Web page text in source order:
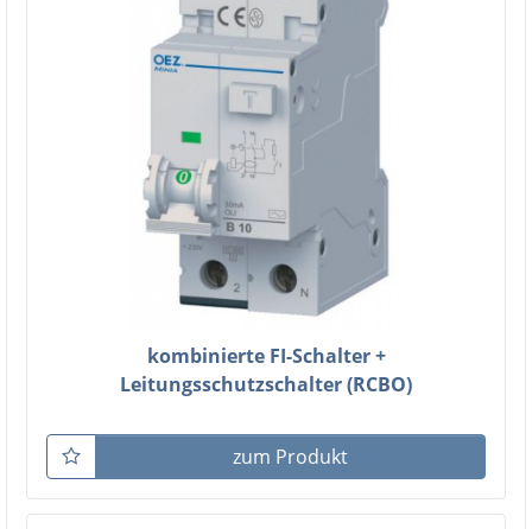
kombinierte FI-Schalter +
Leitungsschutzschalter (RCBO)
zum Produkt